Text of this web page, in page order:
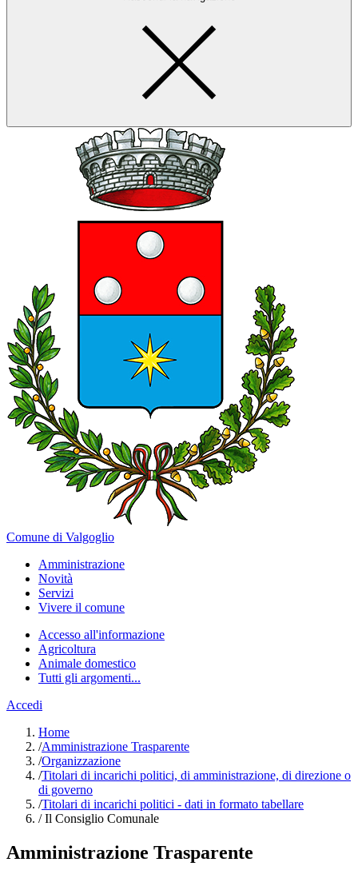
Comune di Valgoglio
Amministrazione
Novità
Servizi
Vivere il comune
Accesso all'informazione
Agricoltura
Animale domestico
Tutti gli argomenti...
Accedi
Home
/Amministrazione Trasparente
/Organizzazione
/Titolari di incarichi politici, di amministrazione, di direzione o
di governo
/Titolari di incarichi politici - dati in formato tabellare
/Il Consiglio Comunale
Amministrazione Trasparente